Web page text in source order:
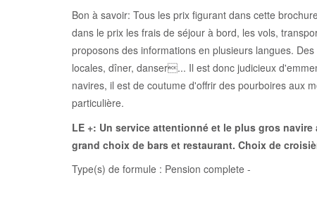
Bon à savoir: Tous les prix figurant dans cette
dans le prix les frais de séjour à bord, les vols,
proposons des informations en plusieurs langues.
locales, dîner, danser... Il est donc judicieux
navires, il est de coutume d'offrir des pourboires aux
particulière.
LE +: Un service attentionné et le plus gros
grand choix de bars et restaurant. Choix de
Type(s) de formule : Pension complete -